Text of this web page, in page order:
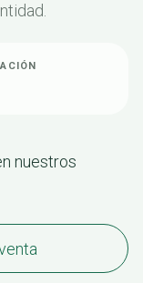
nuestros